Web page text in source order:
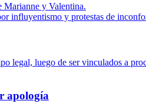
Marianne y Valentina.
influyentismo y protestas de
apología